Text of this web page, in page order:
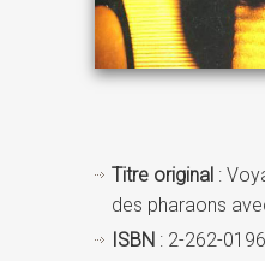
Titre original :
des pharaons
ISBN : 2-262-